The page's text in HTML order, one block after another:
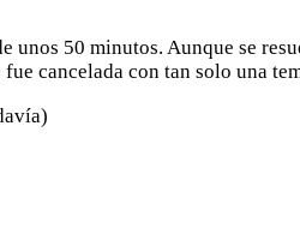
50 minutos. Aunque se
cancelada con tan solo una